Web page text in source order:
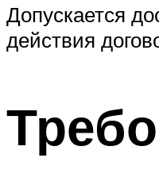
Допускается
действия